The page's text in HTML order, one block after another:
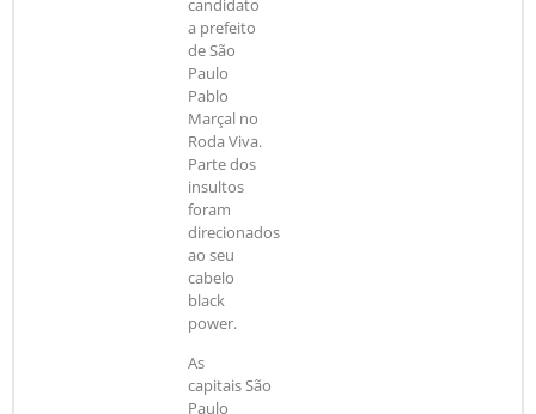
candidato
a prefeito
de São
Paulo
Pablo
Marçal no
Roda Viva.
Parte dos
insultos
foram
direcionados
ao seu
cabelo
black
power.
As
capitais São
Paulo